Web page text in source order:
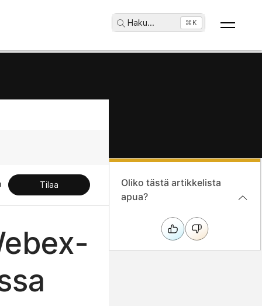
Haku... ⌘K
Tilaa
Oliko tästä artikkelista
apua?